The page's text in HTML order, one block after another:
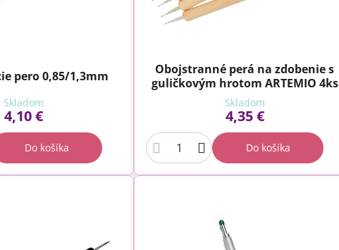
pero 0,85/1,3mm
Skladom
4,10 €
Do košíka
Obojstranné perá na zdobenie s
guličkovým hrotom ARTEMIO 4ks
Skladom
4,35 €
Do košíka